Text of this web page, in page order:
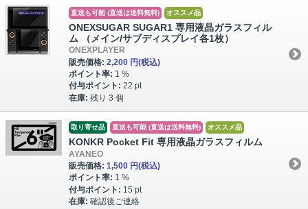
直送も可能 (直送は送料無料) オススメ品
ONEXSUGAR SUGAR1 専用液晶ガラスフィル
ム （メイン/サブディスプレイ各1枚）
ONEXPLAYER
販売価格: 2,200 円(税込)
ポイント率: 1 %
付与ポイント: 22 pt
在庫: 残り 3 個
取り寄せ品 直送も可能 (直送は送料無料) オススメ品
KONKR Pocket Fit 専用液晶ガラスフィルム
AYANEO
販売価格: 1,500 円(税込)
ポイント率: 1 %
付与ポイント: 15 pt
在庫: 確認後ご連絡